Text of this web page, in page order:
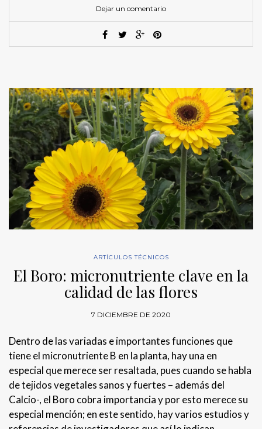
Dejar un comentario
ARTÍCULOS TÉCNICOS
El Boro: micronutriente clave en la
calidad de las flores
7 DICIEMBRE DE 2020
Dentro de las variadas e importantes funciones que
tiene el micronutriente B en la planta, hay una en
especial que merece ser resaltada, pues cuando se habla
de tejidos vegetales sanos y fuertes – además del
Calcio-, el Boro cobra importancia y por esto merece su
especial mención; en este sentido, hay varios estudios y